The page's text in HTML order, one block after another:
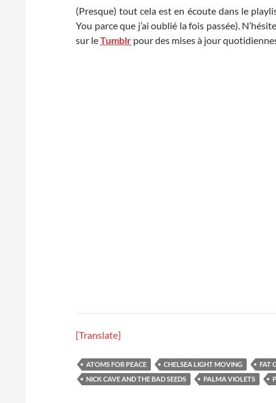
(Presque) tout cela est en écoute dans le
You parce que j’ai oublié la fois passée).
sur leTumblr pour des mises à jour
[Translate]
ATOMS FOR PEACE CHELSEA LIGHT MOVING FAT
NICK CAVE AND THE BAD SEEDS
PALMA VIOLETS